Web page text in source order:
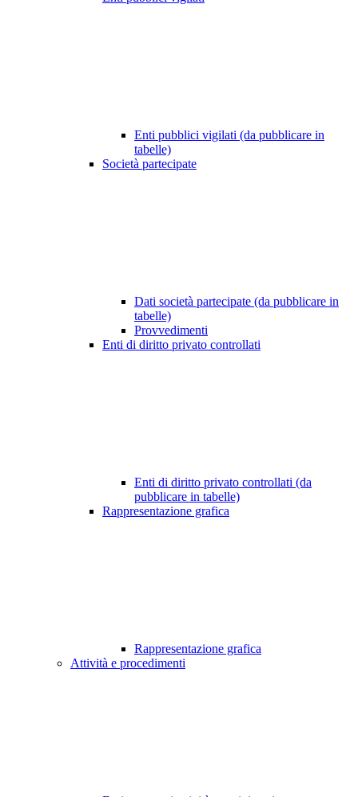
Enti pubblici vigilati (da pubblicare in
tabelle)
Società partecipate
Dati società partecipate (da pubblicare in
tabelle)
Provvedimenti
Enti di diritto privato controllati
Enti di diritto privato controllati (da
pubblicare in tabelle)
Rappresentazione grafica
Rappresentazione grafica
Attività e procedimenti